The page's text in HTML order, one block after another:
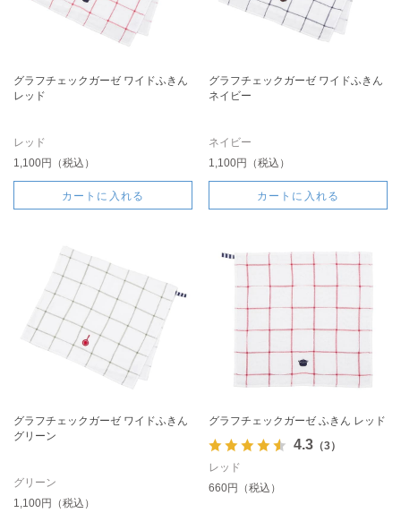
グラフチェックガーゼ ワイドふきん
レッド
レッド
1,100円（税込）
カートに入れる
グラフチェックガーゼ ワイドふきん
ネイビー
ネイビー
1,100円（税込）
カートに入れる
グラフチェックガーゼ ワイドふきん
グリーン
グリーン
1,100円（税込）
グラフチェックガーゼ ふきん レッド
4.3（3）
レッド
660円（税込）